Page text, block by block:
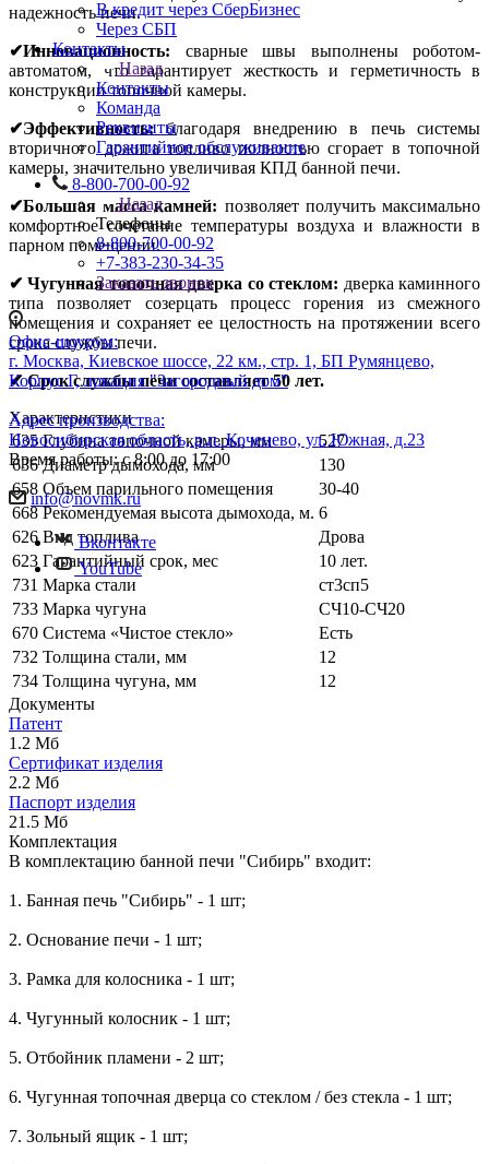
В кредит через СберБизнес
Через СБП
Контакты
Назад
Контакты
Команда
Реквизиты
Гарантийное обслуживание
8-800-700-00-92
Назад
Телефоны
8-800-700-00-92
+7-383-230-34-35
Заказать звонок
Офис-шоурум:
г. Москва, Киевское шоссе, 22 км., стр. 1, БП Румянцево,
Корпус Г, локация "Загородный дом"
Адрес производства:
Новосибирская область, р.п. Коченево, ул. Южная, д.23
Время работы: с 8:00 до 17:00
info@novmk.ru
Вконтакте
YouTube
надежность печи.
✔Инновационность: сварные швы выполнены роботом-
автоматом, что гарантирует жесткость и герметичность в
конструкции топочной камеры.
✔Эффективность:благодаря внедрению в печь системы
вторичного дожига топливо полностью сгорает в топочной
камеры, значительно увеличивая КПД банной печи.
✔Большая масса камней: позволяет получить максимально
комфортное сочетание температуры воздуха и влажности в
парном помещении.
✔ Чугунная топочная дверка со стеклом: дверка каминного
типа позволяет созерцать процесс горения из смежного
помещения и сохраняет ее целостность на протяжении всего
срока службы печи.
✔ Срок службы печи составляет 50 лет.
Характеристики
635 Глубина топочной камеры, мм
527
636 Диаметр дымохода, мм
130
658 Объем парильного помещения
30-40
668 Рекомендуемая высота дымохода, м. 6
626 Вид топлива
Дрова
623 Гарантийный срок, мес
10 лет.
731 Марка стали
ст3сп5
733 Марка чугуна
СЧ10-СЧ20
670 Система «Чистое стекло»
Есть
732 Толщина стали, мм
12
734 Толщина чугуна, мм
12
Документы
Патент
1.2 Мб
Сертификат изделия
2.2 Мб
Паспорт изделия
21.5 Мб
Комплектация
В комплектацию банной печи "Сибирь" входит:
1. Банная печь "Сибирь" - 1 шт;
2. Основание печи - 1 шт;
3. Рамка для колосника - 1 шт;
4. Чугунный колосник - 1 шт;
5. Отбойник пламени - 2 шт;
6. Чугунная топочная дверца со стеклом / без стекла - 1 шт;
7. Зольный ящик - 1 шт;